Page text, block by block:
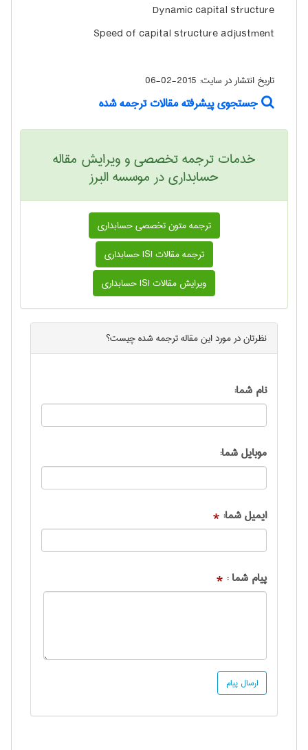
Dynamic capital structure
Speed of capital structure adjustment
تاریخ انتشار در سایت: 2015-02-06
جستجوی پیشرفته مقالات ترجمه شده
خدمات ترجمه تخصصی و ویرایش مقاله
حسابداری در موسسه البرز
ترجمه متون تخصصی حسابداری
ترجمه مقالات ISI حسابداری
ویرایش مقالات ISI حسابداری
نظرتان در مورد اینمقاله ترجمه شدهچیست؟
نام شما:
موبایل شما:
ایمیل شما: *
پیام شما : *